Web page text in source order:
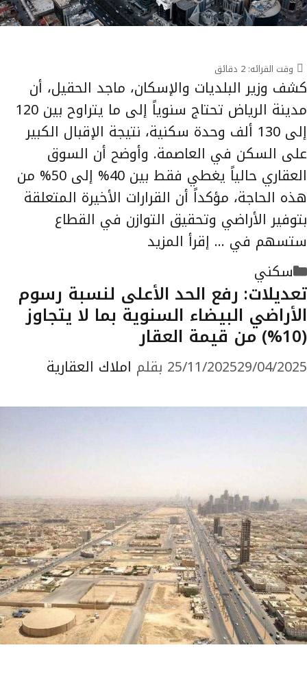
وقت القرائه: 2 دقائق
كشف وزير البلديات والإسكان، ماجد الحقيل، أن
مدينة الرياض تحتاج سنوياً إلى ما يتراوح بين 120
إلى 130 ألف وحدة سكنية، نتيجة الإقبال الكبير
على السكن في العاصمة. وأوضح أن السوق
العقاري حالياً يغطي فقط بين 40% إلى 50% من
هذه الحاجة، مؤكداً أن القرارات الأخيرة المتعلقة
بتوفير الأراضي وتحقيق التوازن في القطاع
ستسهم في … إقرأ المزيد
التصنيفات
سكني
تعديلات: رفع الحد الأعلى لنسبة رسوم
الأراضي البيضاء السنوية بما لا يتجاوز
(10%) من قيمة العقار
25/11/202529/04/2025 بقلم املاك العقارية